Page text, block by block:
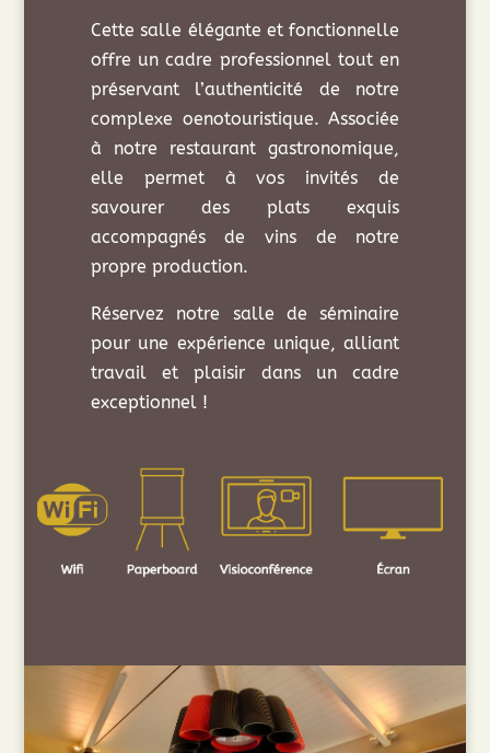
Cette salle élégante et fonctionnelle
offre un cadre professionnel tout en
préservant l’authenticité de notre
complexe oenotouristique. Associée
à notre restaurant gastronomique,
elle permet à vos invités de
savourer des plats exquis
accompagnés de vins de notre
propre production.
Réservez notre salle de séminaire
pour une expérience unique, alliant
travail et plaisir dans un cadre
exceptionnel !